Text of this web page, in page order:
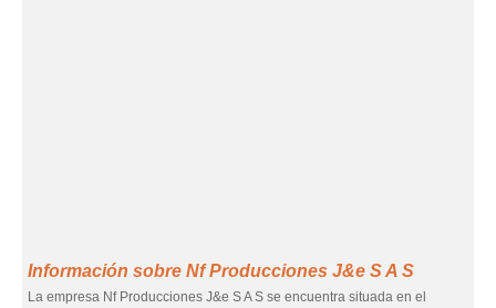
Información sobre Nf Producciones J&e S A S
La empresa Nf Producciones J&e S A S se encuentra situada en el